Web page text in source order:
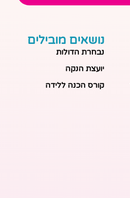
נושאים מובילים
נבחרת הדולות
יועצת הנקה
קורס הכנה ללידה